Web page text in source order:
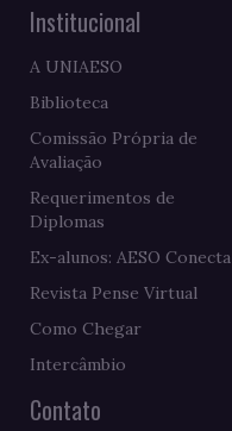
Institucional
A UNIAESO
Biblioteca
Comissão Própria de
Avaliação
Requerimentos de
Diplomas
Ex-alunos: AESO Conecta
Revista Pense Virtual
Como Chegar
Intercâmbio
Contato